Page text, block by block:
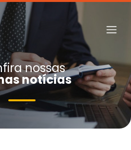
nossas
notícias